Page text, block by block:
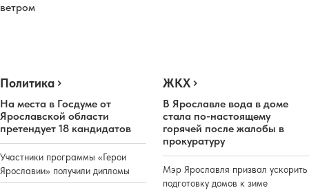
ветром
Политика
На места в Госдуме от
Ярославской области
претендует 18 кандидатов
Участники программы «Герои
Ярославии» получили дипломы
ЖКХ
В Ярославле вода в доме
стала по-настоящему
горячей после жалобы в
прокуратуру
Мэр Ярославля призвал ускорить
подготовку домов к зиме